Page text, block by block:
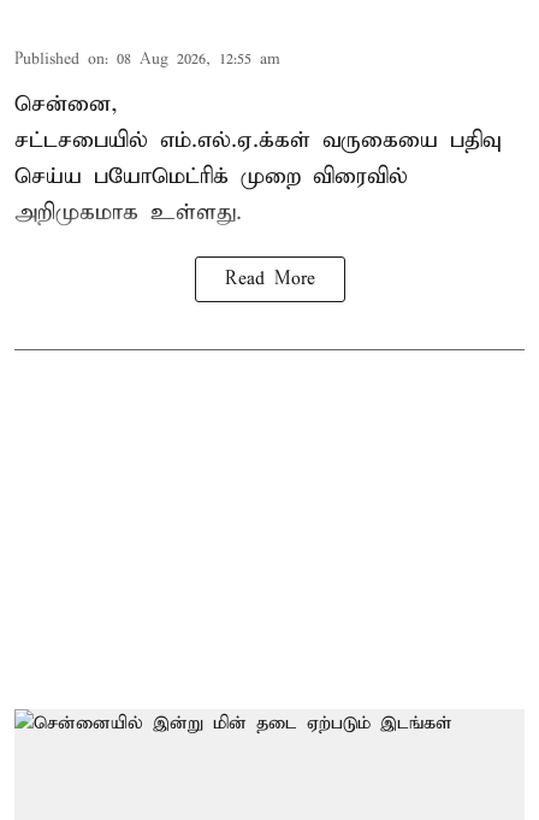
Published on: 08 Aug 2026, 12:55 am
சென்னை,
சட்டசபையில் எம்.எல்.ஏ.க்கள் வருகையை பதிவு
செய்ய பயோமெட்ரிக் முறை விரைவில்
அறிமுகமாக உள்ளது.
Read More